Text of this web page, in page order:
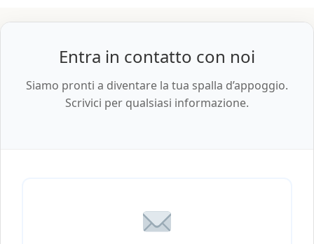
Entra in contatto con noi
Siamo pronti a diventare la tua spalla d’appoggio.
Scrivici per qualsiasi informazione.